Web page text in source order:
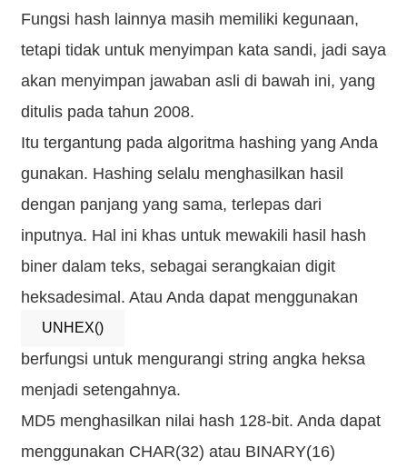
Fungsi hash lainnya masih memiliki kegunaan,
tetapi tidak untuk menyimpan kata sandi, jadi saya
akan menyimpan jawaban asli di bawah ini, yang
ditulis pada tahun 2008.
Itu tergantung pada algoritma hashing yang Anda
gunakan. Hashing selalu menghasilkan hasil
dengan panjang yang sama, terlepas dari
inputnya. Hal ini khas untuk mewakili hasil hash
biner dalam teks, sebagai serangkaian digit
heksadesimal. Atau Anda dapat menggunakan
UNHEX()
berfungsi untuk mengurangi string angka heksa
menjadi setengahnya.
MD5 menghasilkan nilai hash 128-bit. Anda dapat
menggunakan CHAR(32) atau BINARY(16)